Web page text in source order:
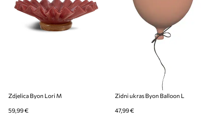
Zdjelica Byon Lori M
59,99 €
Zidni ukras Byon Balloon L
47,99 €